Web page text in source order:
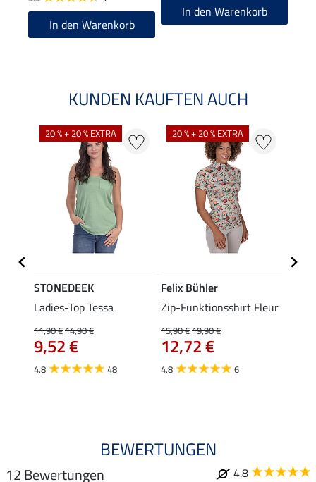
In den Warenkorb
In den Warenkorb
KUNDEN KAUFTEN AUCH
20 % + 20 % EXTRA
STONEDEEK
Ladies-Top Tessa
11,90 €14,90 €
9,52 €
4.8 48
20 % + 20 % EXTRA
Felix Bühler
Zip-Funktionsshirt Fleur
15,90 €19,90 €
12,72 €
4.8 6
BEWERTUNGEN
12 Bewertungen
4.8